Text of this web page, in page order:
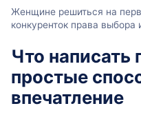
Женщине решиться на
конкуренток права
Что написать
простые
впечатление